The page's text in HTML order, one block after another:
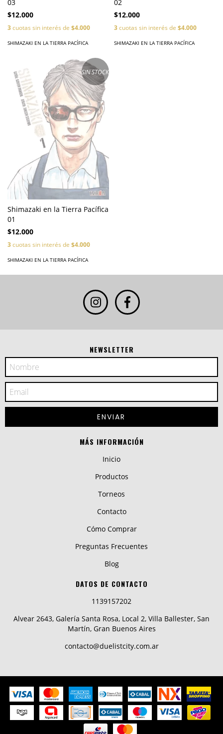
03
$12.000
3cuotas sin interés de $4.000
SHIMAZAKI EN LA TIERRA PACÍFICA
02
$12.000
3cuotas sin interés de $4.000
SHIMAZAKI EN LA TIERRA PACÍFICA
SIN STOCK
Shimazaki en la Tierra Pacífica
01
$12.000
3cuotas sin interés de $4.000
SHIMAZAKI EN LA TIERRA PACÍFICA
NEWSLETTER
MÁS INFORMACIÓN
Inicio
Productos
Torneos
Contacto
Cómo Comprar
Preguntas Frecuentes
Blog
DATOS DE CONTACTO
1139157202
Alvear 2643, Galería Santa Rosa, Local 2, Villa Ballester, San
Martín, Gran Buenos Aires
contacto@duelistcity.com.ar